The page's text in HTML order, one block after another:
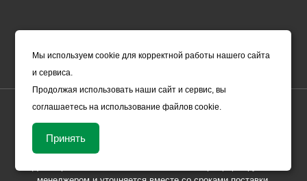
Цены, указанные на сайте, носят справочный характер и не
являются офертой (в соответствии со ст. 435 ГК РФ). Они могут
изменяться в зависимости от рыночной ситуации и не влекут за
собой обязательств ООО «ЧЕРМЕТ.КОМ» по заключению
Мы используем cookie для корректной работы нашего сайта
и сервиса.
Продолжая использовать наши сайт и сервис, вы
соглашаетесь на использование файлов cookie.
Принять